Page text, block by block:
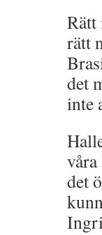
Rätt
rätt
det
inte
det